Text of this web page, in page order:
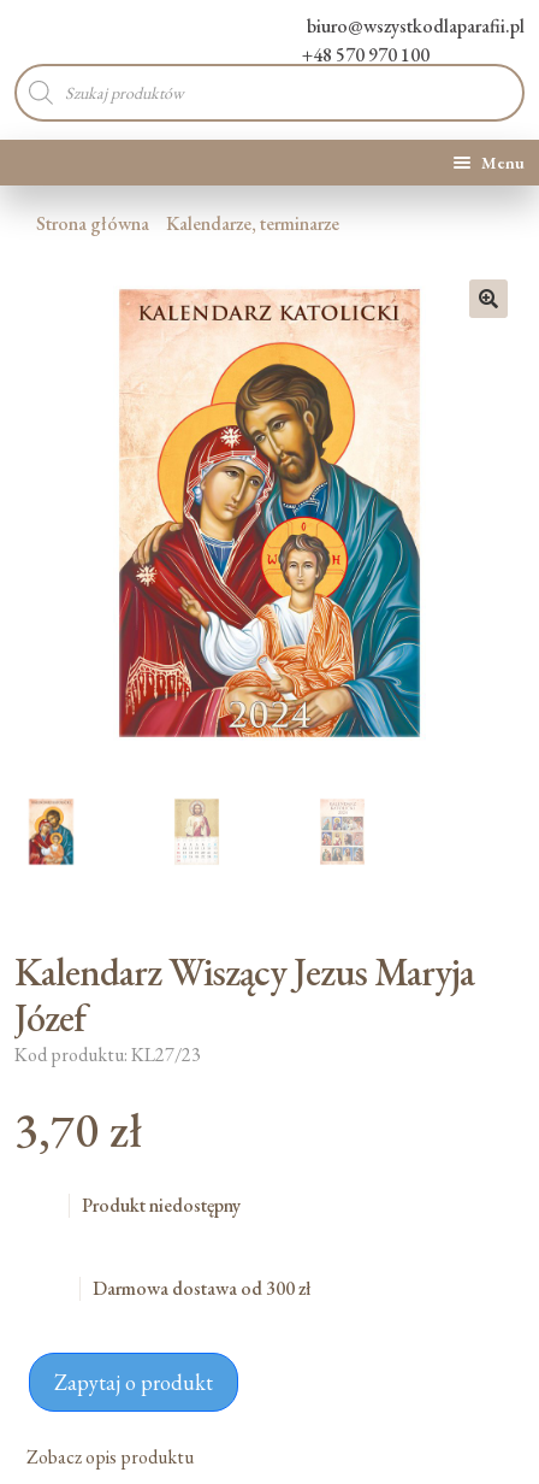
biuro@wszystkodlaparafii.pl
+48 570 970 100
Wyszukiwarka
produktów
Menu
Kategorie produktów
Moje konto
Strona główna Kalendarze, terminarze
Kalendarz Wiszący Jezus Maryja
Józef
Kod produktu: KL27/23
3,70 zł
Produkt niedostępny
Darmowa dostawa od 300 zł
Zapytaj o produkt
Zobacz opis produktu